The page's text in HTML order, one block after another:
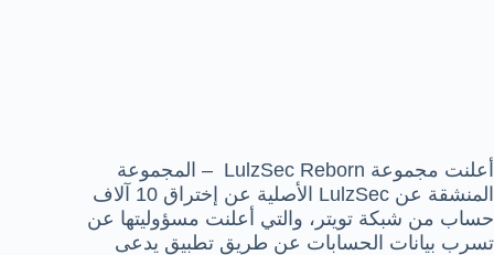
أعلنت مجموعة LulzSec Reborn – المجموعة
المنشقة عن LulzSec الأصلية عن إختراق 10 آلاف
حساب من شبكة تويتر، والتي أعلنت مسؤوليتها عن
تسرب بيانات الحسابات عن طريق تطبيق يدعى